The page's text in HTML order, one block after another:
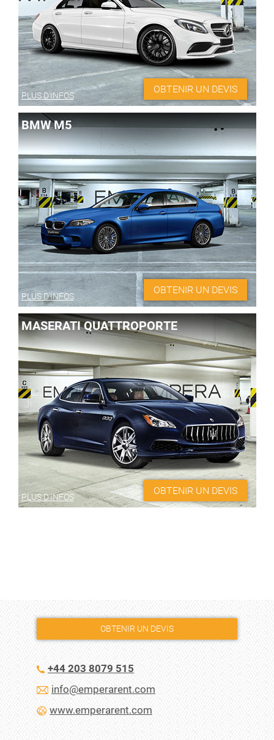
PLUS D'INFOS
OBTENIR UN DEVIS
BMW M5
PLUS D'INFOS
OBTENIR UN DEVIS
MASERATI QUATTROPORTE
PLUS D'INFOS
OBTENIR UN DEVIS
OBTENIR UN DEVIS
+44 203 8079 515
info@emperarent.com
www.emperarent.com